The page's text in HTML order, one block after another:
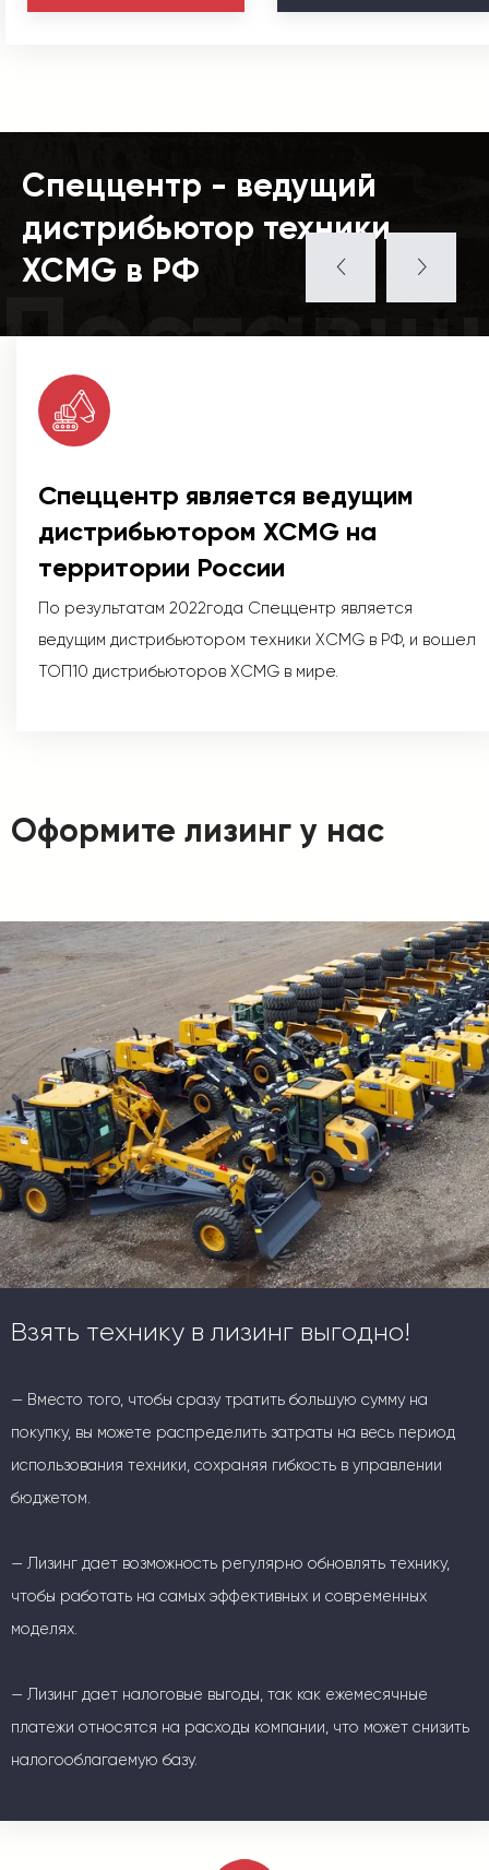
Спеццентр - ведущий
дистрибьютор техники
XCMG в РФ
Спеццентр является ведущим
дистрибьютором XCMG на
территории России
По результатам 2022года Спеццентр является
ведущим дистрибьютором техники XCMG в РФ, и вошел
ТОП10 дистрибьюторов XCMG в мире.
Оформите лизинг у нас
Взять технику в лизинг выгодно!
— Вместо того, чтобы сразу тратить большую сумму на
покупку, вы можете распределить затраты на весь период
использования техники, сохраняя гибкость в управлении
бюджетом.
— Лизинг дает возможность регулярно обновлять технику,
чтобы работать на самых эффективных и современных
моделях.
— Лизинг дает налоговые выгоды, так как ежемесячные
платежи относятся на расходы компании, что может снизить
налогооблагаемую базу.